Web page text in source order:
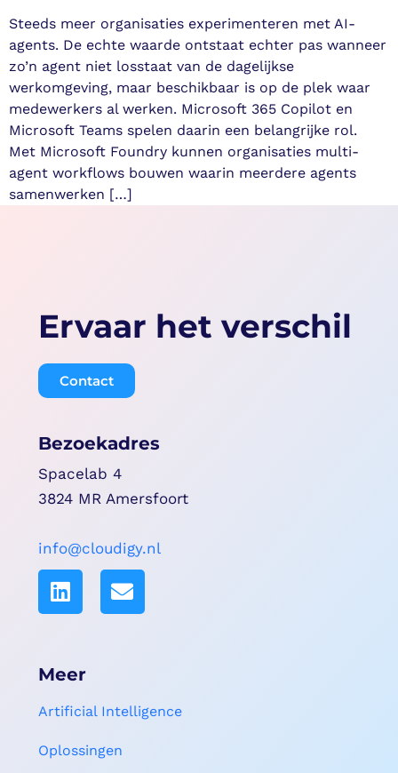
Steeds meer organisaties experimenteren met AI-
agents. De echte waarde ontstaat echter pas wanneer
zo’n agent niet losstaat van de dagelijkse
werkomgeving, maar beschikbaar is op de plek waar
medewerkers al werken. Microsoft 365 Copilot en
Microsoft Teams spelen daarin een belangrijke rol.
Met Microsoft Foundry kunnen organisaties multi-
agent workflows bouwen waarin meerdere agents
samenwerken […]
Ervaar het verschil
Contact
Bezoekadres
Spacelab 4
3824 MR Amersfoort
info@cloudigy.nl
Meer
Artificial Intelligence
Oplossingen